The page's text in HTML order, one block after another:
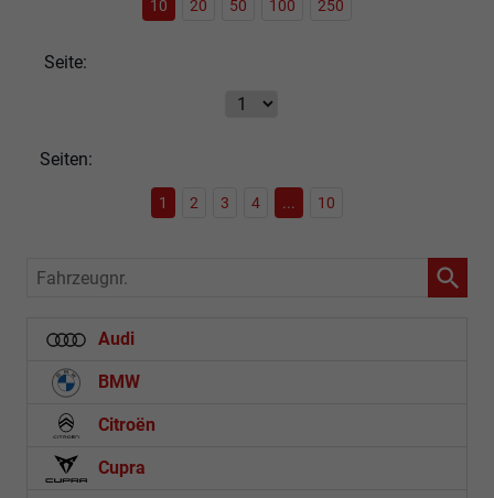
10 20 50 100 250
Seite:
Seiten:
1 2 3 4 ... 10
Fahrzeugnr.
Audi
BMW
Citroën
Cupra